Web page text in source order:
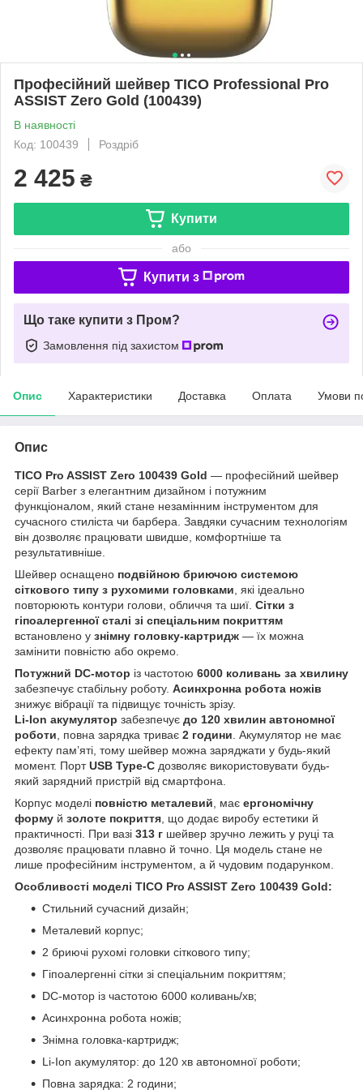
Професійний шейвер TICO Professional Pro
ASSIST Zero Gold (100439)
В наявності
Код: 100439
Роздріб
2 425 ₴
Купити
або
Купити з
Що таке купити з Пром?
Замовлення під захистом
Опис Характеристики Доставка Оплата Умови
Опис
TICO Pro ASSIST Zero 100439 Gold — професійний шейвер
серії Barber з елегантним дизайном і потужним
функціоналом, який стане незамінним інструментом для
сучасного стиліста чи барбера. Завдяки сучасним технологіям
він дозволяє працювати швидше, комфортніше та
результативніше.
Шейвер оснащено подвійною бриючою системою
сіткового типу з рухомими головками , які ідеально
повторюють контури голови, обличчя та шиї. Сітки з
гіпоалергенної сталі зі спеціальним покриттям
встановлено у знімну головку-картридж — їх можна
замінити повністю або окремо.
Потужний DC-мотор із частотою 6000 коливань за хвилину
забезпечує стабільну роботу. Асинхронна робота ножів
знижує вібрації та підвищує точність зрізу.
Li-Ion акумулятор забезпечує до 120 хвилин автономної
роботи , повна зарядка триває 2 години . Акумулятор не має
ефекту пам’яті, тому шейвер можна заряджати у будь-який
момент. ПортUSB Type-C дозволяє використовувати будь-
який зарядний пристрій від смартфона.
Корпус моделі повністю металевий , має ергономічну
форму й золоте покриття , що додає виробу естетики й
практичності. При вазі 313 г шейвер зручно лежить у руці та
дозволяє працювати плавно й точно. Ця модель стане не
лише професійним інструментом, а й чудовим подарунком.
Особливості моделі TICO Pro ASSIST Zero 100439 Gold:
Стильний сучасний дизайн;
Металевий корпус;
2 бриючі рухомі головки сіткового типу;
Гіпоалергенні сітки зі спеціальним покриттям;
DC-мотор із частотою 6000 коливань/хв;
Асинхронна робота ножів;
Знімна головка-картридж;
Li-Ion акумулятор: до 120 хв автономної роботи;
Повна зарядка: 2 години;